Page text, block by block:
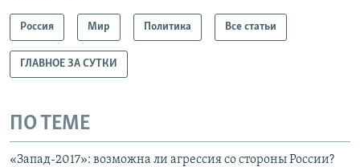
Россия Мир Политика Все статьи
ГЛАВНОЕ ЗА СУТКИ
ПО ТЕМЕ
«Запад-2017»: возможна ли агрессия со стороны России?